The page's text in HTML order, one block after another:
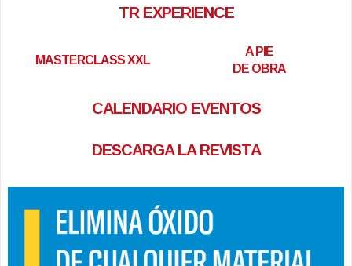
TR EXPERIENCE
MASTERCLASS XXL
A PIE
DE OBRA
CALENDARIO EVENTOS
DESCARGA LA REVISTA